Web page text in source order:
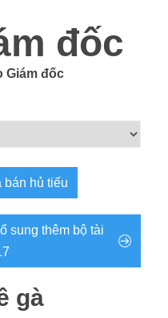
đốc
Giám đốc
bán hủ tiếu
sung thêm bộ tài
gà